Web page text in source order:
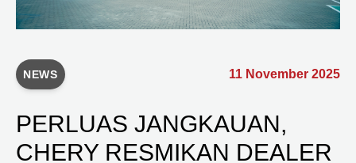
NEWS 11 November 2025
PERLUAS JANGKAUAN,
CHERY RESMIKAN DEALER